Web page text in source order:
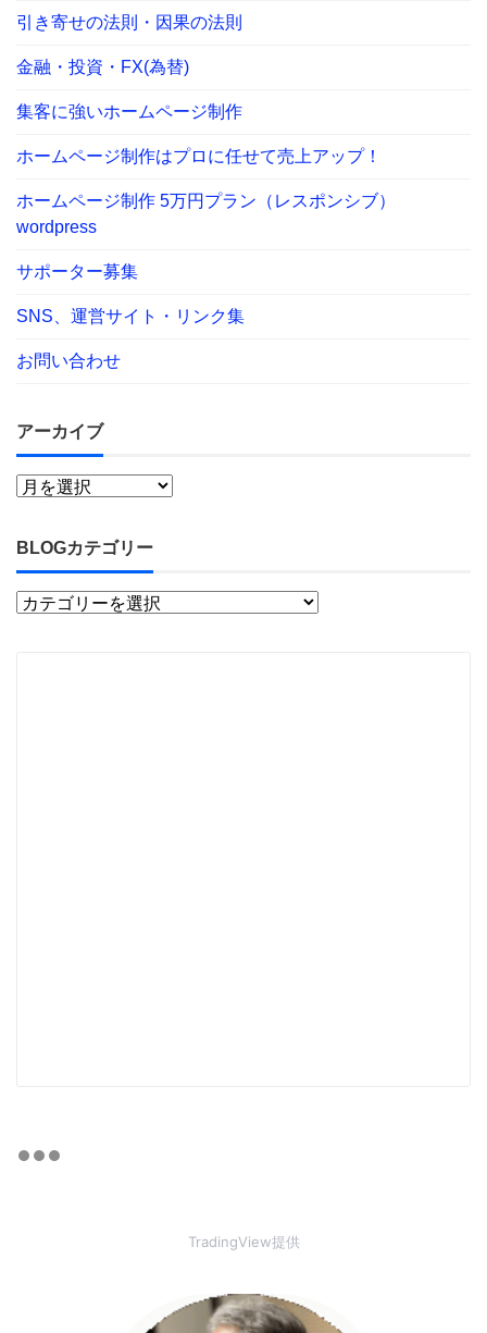
引き寄せの法則・因果の法則
金融・投資・FX(為替)
集客に強いホームページ制作
ホームページ制作はプロに任せて売上アップ！
ホームページ制作 5万円プラン（レスポンシブ）
wordpress
サポーター募集
SNS、運営サイト・リンク集
お問い合わせ
アーカイブ
BLOGカテゴリー
TradingView提供